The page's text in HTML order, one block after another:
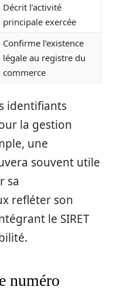
Décrit l’activité
principale exercée
Confirme l’existence
légale au registre du
commerce
identifiants
la gestion
une
souvent utile
sa
refléter son
le SIRET
numéro